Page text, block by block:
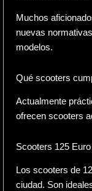
Muchos
nuevas
modelos.
Qué scooters
Actualmente
ofrecen scooters
Scooters 125
Los scooters de
ciudad. Son